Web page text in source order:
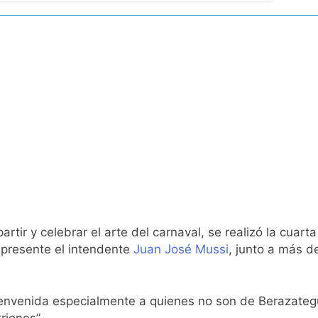
mínimas cercanas a 1°C
de chats privados
y celebrar el arte del carnaval, se realizó la
el intendente Juan José Mussi, junto a más
especialmente a quienes no son de